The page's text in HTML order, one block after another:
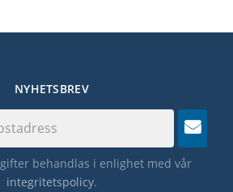
NYHETSBREV
behandlas i enlighet med vår
integritetspolicy.